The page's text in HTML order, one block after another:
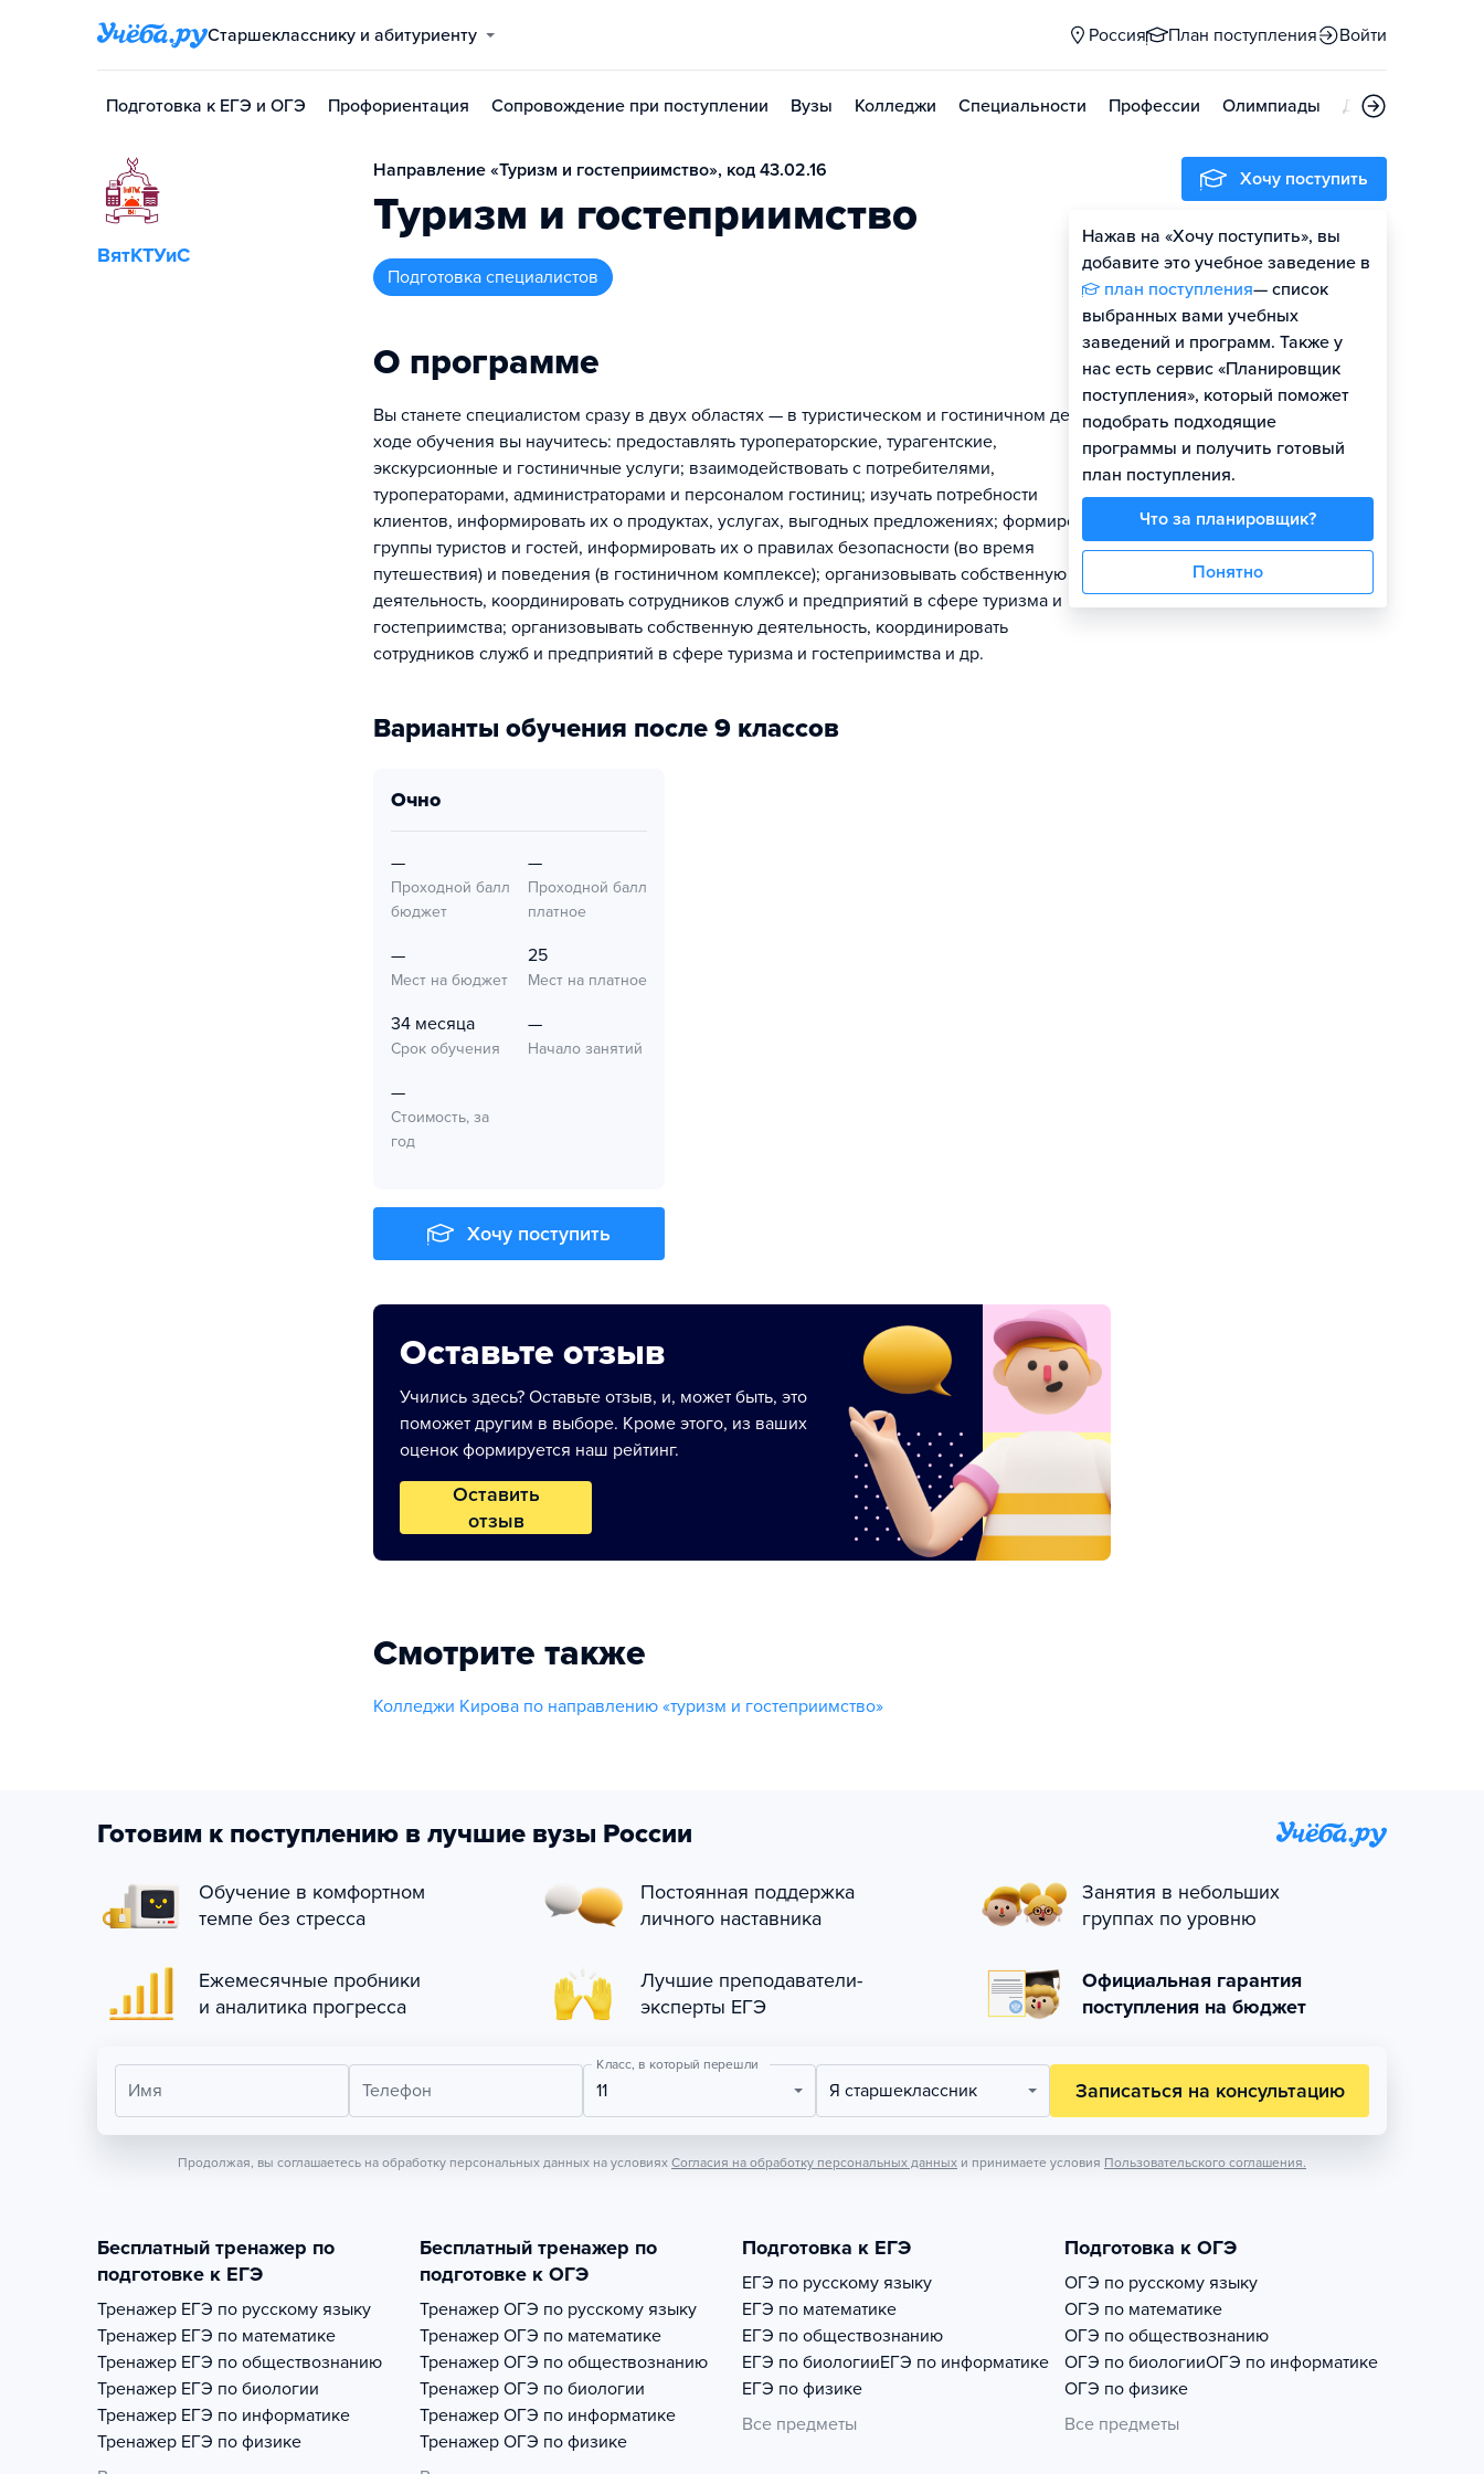
Старшекласснику и абитуриенту Россия План поступления Войти
Подготовка к ЕГЭ и ОГЭ Профориентация Сопровождение при поступлении Вузы Колледжи Специальности Профессии Олимпиады Дни открытых
ВятКТУиС
Направление «Туризм и гостеприимство», код 43.02.16
Туризм и гостеприимство
подготовка специалистов
О программе
Вы станете специалистом сразу в двух областях — в туристическом и гостиничном деле. В
ходе обучения вы научитесь: предоставлять туроператорские, турагентские,
экскурсионные и гостиничные услуги; взаимодействовать с потребителями,
туроператорами, администраторами и персоналом гостиниц; изучать потребности
клиентов, информировать их о продуктах, услугах, выгодных предложениях; формировать
группы туристов и гостей, информировать их о правилах безопасности (во время
путешествия) и поведения (в гостиничном комплексе); организовывать собственную
деятельность, координировать сотрудников служб и предприятий в сфере туризма и
гостеприимства; организовывать собственную деятельность, координировать
сотрудников служб и предприятий в сфере туризма и гостеприимства и др.
Варианты обучения после 9 классов
очно
—
Проходной балл
бюджет
—
Проходной балл
платное
—
Мест на бюджет
25
Мест на платное
34 месяца
Срок обучения
—
Начало занятий
—
Стоимость, за
год
Хочу поступить
Оставьте отзыв
Учились здесь? Оставьте отзыв, и, может быть, это
поможет другим в выборе. Кроме этого, из ваших
оценок формируется наш рейтинг.
Оставить
отзыв
Смотрите также
Колледжи Кирова по направлению «туризм и гостеприимство»
Хочу поступить
Нажав на «Хочу поступить», вы
добавите это учебное заведение в
план поступления— список
выбранных вами учебных
заведений и программ. Также у
нас есть сервис «Планировщик
поступления», который поможет
подобрать подходящие
программы и получить готовый
план поступления.
Что за планировщик?
Понятно
Готовим к поступлению в лучшие вузы России
Обучение в комфортном
темпе без стресса
Постоянная поддержка
личного наставника
Занятия в небольших
группах по уровню
Ежемесячные пробники
и аналитика прогресса
Лучшие преподаватели-
эксперты ЕГЭ
Официальная гарантия
поступления на бюджет
Имя Телефон
Класс, в который перешли
11 Я старшеклассник Записаться на консультацию
Продолжая, вы соглашаетесь на обработку персональных данных на условиях Согласия на обработку персональных данных и принимаете условия Пользовательского соглашения.
Бесплатный тренажер по
подготовке к ЕГЭ
Тренажер ЕГЭ по русскому языку
Тренажер ЕГЭ по математике
Тренажер ЕГЭ по обществознанию
Тренажер ЕГЭ по биологии
Тренажер ЕГЭ по информатике
Тренажер ЕГЭ по физике
Бесплатный тренажер по
подготовке к ОГЭ
Тренажер ОГЭ по русскому языку
Тренажер ОГЭ по математике
Тренажер ОГЭ по обществознанию
Тренажер ОГЭ по биологии
Тренажер ОГЭ по информатике
Тренажер ОГЭ по физике
Подготовка к ЕГЭ
ЕГЭ по русскому языку
ЕГЭ по математике
ЕГЭ по обществознанию
ЕГЭ по биологииЕГЭ по информатике
ЕГЭ по физике
Все предметы
Подготовка к ОГЭ
ОГЭ по русскому языку
ОГЭ по математике
ОГЭ по обществознанию
ОГЭ по биологииОГЭ по информатике
ОГЭ по физике
Все предметы